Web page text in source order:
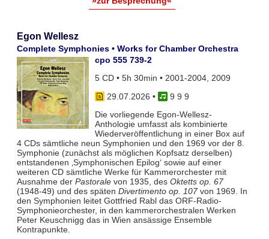
Egon Wellesz
Complete Symphonies • Works for Chamber Orchestra
cpo 555 739-2
5 CD • 5h 30min • 2001-2004, 2009
29.07.2026 •
9 9 9
Die vorliegende Egon-Wellesz-
Anthologie umfasst als kombinierte
Wiederveröffentlichung in einer Box auf
4 CDs sämtliche neun Symphonien und den 1969 vor der 8.
Symphonie (zunächst als möglichen Kopfsatz derselben)
entstandenen ‚Symphonischen Epilog‘ sowie auf einer
weiteren CD sämtliche Werke für Kammerorchester mit
Ausnahme der Pastoralevon 1935, des Oktetts op. 67
(1948-49) und des späten Divertimento op. 107von 1969. In
den Symphonien leitet Gottfried Rabl das ORF-Radio-
Symphonieorchester, in den kammerorchestralen Werken
Peter Keuschnigg das in Wien ansässige Ensemble
Kontrapunkte.